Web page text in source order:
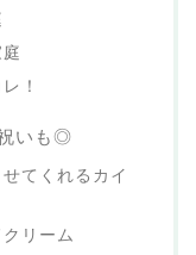
！
いも◎
てくれるカイ
リーム